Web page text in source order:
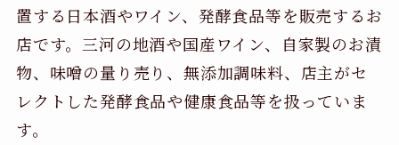
置する日本酒やワイン、発酵食品等を販売するお
店です。三河の地酒や国産ワイン、自家製のお漬
物、味噌の量り売り、無添加調味料、店主がセ
レクトした発酵食品や健康食品等を扱っていま
す。